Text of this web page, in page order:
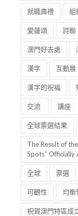
就職典禮 組
愛蓮頌 詩聯
澳門好去處
漢字 互動展
漢字的祝福
交流 講座
全球票選結果
The Result of
Spots” Officially
全球 票選
可觀性 均衡
祝賀澳門特區成